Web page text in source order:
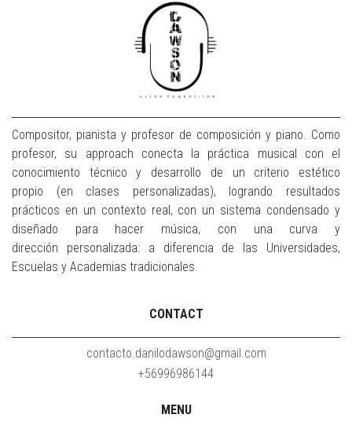
Compositor, pianista y profesor de composición y piano. Como
profesor, su approach conecta la práctica musical con el
conocimiento técnico y desarrollo de un criterio estético
propio (en clases personalizadas), logrando resultados
prácticos en un contexto real, con un sistema condensado y
diseñado para hacer música, con una curva y
dirección personalizada: a diferencia de las Universidades,
Escuelas y Academias tradicionales.
CONTACT
contacto.danilodawson@gmail.com
+56996986144
MENU